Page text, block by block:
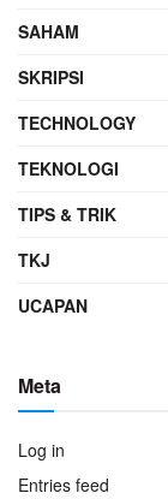
SAHAM
SKRIPSI
TECHNOLOGY
TEKNOLOGI
TIPS & TRIK
TKJ
UCAPAN
Meta
Log in
Entries feed